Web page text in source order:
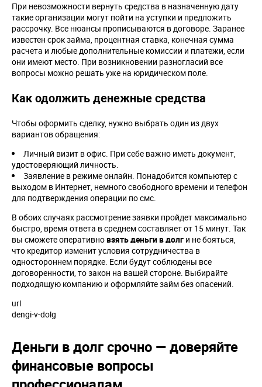
При невозможности вернуть средства в назначенную дату
такие организации могут пойти на уступки и предложить
рассрочку. Все нюансы прописываются в договоре. Заранее
известен срок займа, процентная ставка, конечная сумма
расчета и любые дополнительные комиссии и платежи, если
они имеют место. При возникновении разногласий все
вопросы можно решать уже на юридическом поле.
Как одолжить денежные средства
Чтобы оформить сделку, нужно выбрать один из двух
вариантов обращения:
Личный визит в офис. При себе важно иметь документ,
удостоверяющий личность.
Заявление в режиме онлайн. Понадобится компьютер с
выходом в Интернет, немного свободного времени и телефон
для подтверждения операции по смс.
В обоих случаях рассмотрение заявки пройдет максимально
быстро, время ответа в среднем составляет от 15 минут. Так
вы сможете оперативновзять деньги в долг и не бояться,
что кредитор изменит условия сотрудничества в
одностороннем порядке. Если будут соблюдены все
договоренности, то закон на вашей стороне. Выбирайте
подходящую компанию и оформляйте займ без опасений.
url
dengi-v-dolg
Деньги в долг срочно — доверяйте
финансовые вопросы